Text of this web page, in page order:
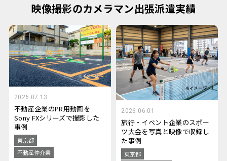
映像撮影のカメラマン出張派遣実績
2026.07.13
不動産企業のPR用動画を
Sony FXシリーズで撮影した
事例
東京都
不動産仲介業
2026.06.01
旅行・イベント企業のスポー
ツ大会を写真と映像で収録し
た事例
東京都